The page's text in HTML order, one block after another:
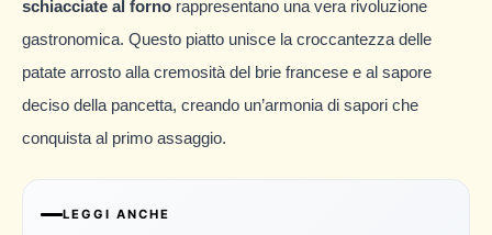
schiacciate al forno rappresentano una vera rivoluzione
gastronomica. Questo piatto unisce la croccantezza delle
patate arrosto alla cremosità del brie francese e al sapore
deciso della pancetta, creando un’armonia di sapori che
conquista al primo assaggio.
LEGGI ANCHE